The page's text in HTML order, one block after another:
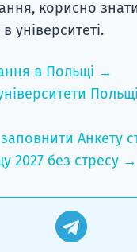
корисно
університеті.
в Польщі →
Анкету
2027 без стресу →